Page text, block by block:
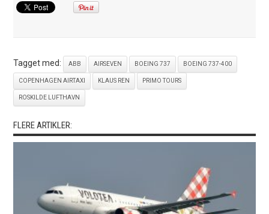
Tagget med: ABB AIRSEVEN BOEING 737 BOEING 737-400
COPENHAGEN AIRTAXI KLAUS REN PRIMO TOURS
ROSKILDE LUFTHAVN
FLERE ARTIKLER: